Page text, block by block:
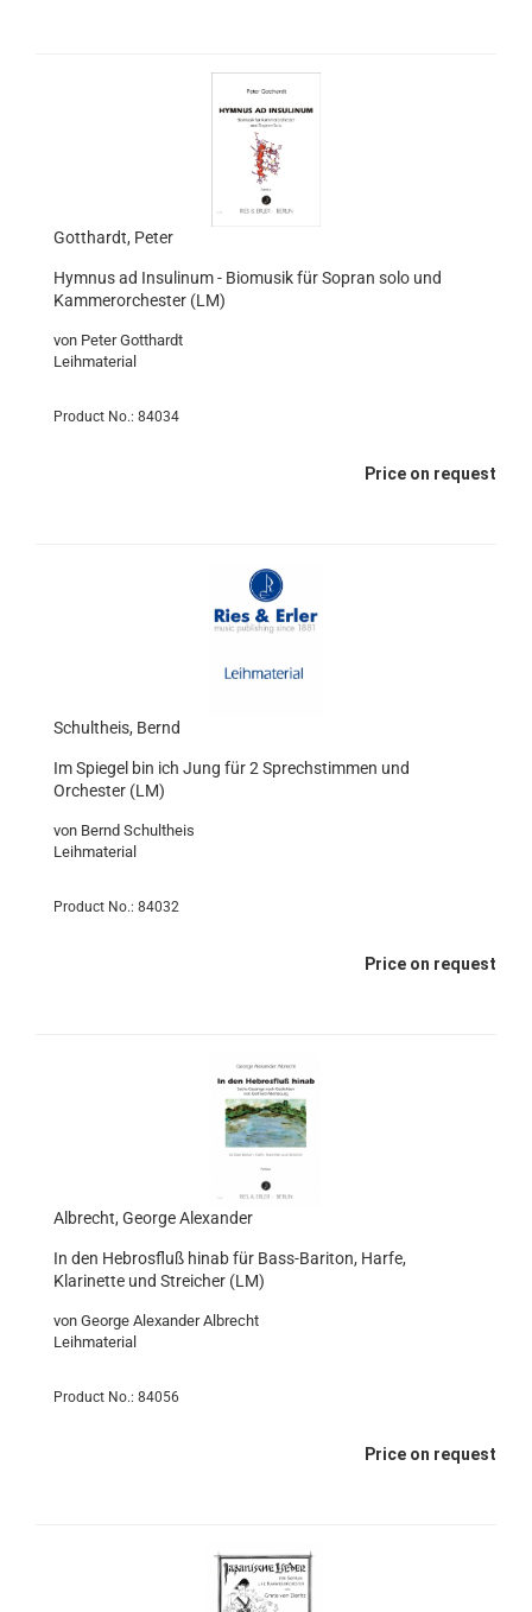
Gotthardt, Peter
Hymnus ad Insulinum - Biomusik für Sopran solo und
Kammerorchester (LM)
von Peter Gotthardt
Leihmaterial
Product No.: 84034
Price on request
Schultheis, Bernd
Im Spiegel bin ich Jung für 2 Sprechstimmen und
Orchester (LM)
von Bernd Schultheis
Leihmaterial
Product No.: 84032
Price on request
Albrecht, George Alexander
In den Hebrosfluß hinab für Bass-Bariton, Harfe,
Klarinette und Streicher (LM)
von George Alexander Albrecht
Leihmaterial
Product No.: 84056
Price on request